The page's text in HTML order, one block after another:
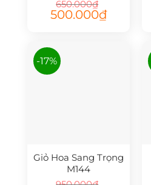
650.000₫
Giá
gốc
500.000₫Giá
-17%
Giỏ Hoa Sang Trọng
M144